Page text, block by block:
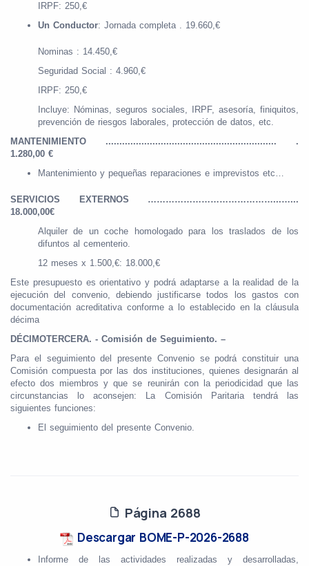
IRPF: 250,€
Un Conductor: Jornada completa . 19.660,€
Nominas : 14.450,€
Seguridad Social : 4.960,€
IRPF: 250,€
Incluye: Nóminas, seguros sociales, IRPF, asesoría, finiquitos,
prevención de riesgos laborales, protección de datos, etc.
MANTENIMIENTO .............................................................. .
1.280,00 €
Mantenimiento y pequeñas reparaciones e imprevistos etc…
SERVICIOS EXTERNOS ……………………………………...…...
18.000,00€
Alquiler de un coche homologado para los traslados de los
difuntos al cementerio.
12 meses x 1.500,€: 18.000,€
Este presupuesto es orientativo y podrá adaptarse a la realidad de la
ejecución del convenio, debiendo justificarse todos los gastos con
documentación acreditativa conforme a lo establecido en la cláusula
décima
DÉCIMOTERCERA. - Comisión de Seguimiento. –
Para el seguimiento del presente Convenio se podrá constituir una
Comisión compuesta por las dos instituciones, quienes designarán al
efecto dos miembros y que se reunirán con la periodicidad que las
circunstancias lo aconsejen: La Comisión Paritaria tendrá las
siguientes funciones:
El seguimiento del presente Convenio.
Página 2688
Descargar BOME-P-2026-2688
Informe de las actividades realizadas y desarrolladas,